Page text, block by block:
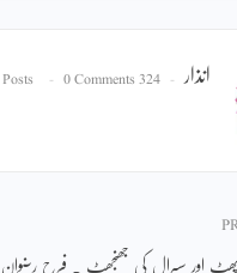
انذار 324 Posts
0 Comments
اور سسرال کی جھنجھٹ ۔ فرح رضوان